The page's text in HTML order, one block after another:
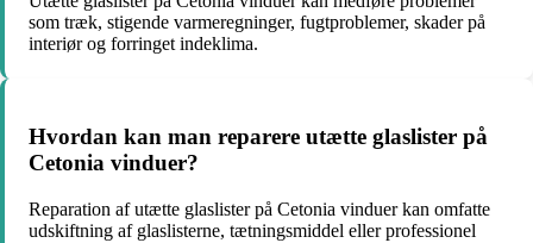
som træk, stigende varmeregninger, fugtproblemer, skader på
interiør og forringet indeklima.
Hvordan kan man reparere utætte glaslister på
Cetonia vinduer?
Reparation af utætte glaslister på Cetonia vinduer kan omfatte
udskiftning af glaslisterne, tætningsmiddel eller professionel